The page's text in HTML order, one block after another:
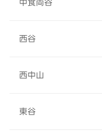
西谷
西中山
東谷